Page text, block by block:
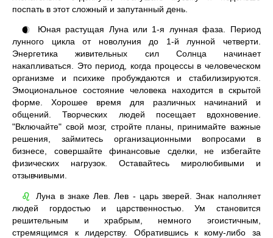
поспать в этот сложный и запутанный день.
🌒
Юная растущая Луна или 1-я лунная фаза. Период
лунного цикла от новолуния до 1-й лунной четверти.
Энергетика живительных сил Солнца начинает
накапливаться. Это период, когда процессы в человеческом
организме и психике пробуждаются и стабилизируются.
Эмоциональное состояние человека находится в скрытой
форме. Хорошее время для различных начинаний и
общений. Творческих людей посещает вдохновение.
"Включайте" свой мозг, стройте планы, принимайте важные
решения, займитесь организационными вопросами в
бизнесе, совершайте финансовые сделки, не избегайте
физических нагрузок. Оставайтесь миролюбивыми и
отзывчивыми.
♌
Луна в знаке Лев. Лев - царь зверей. Знак наполняет
людей гордостью и царственностью. Ум становится
решительным и храбрым, немного эгоистичным,
стремящимся к лидерству. Обратившись к кому-либо за